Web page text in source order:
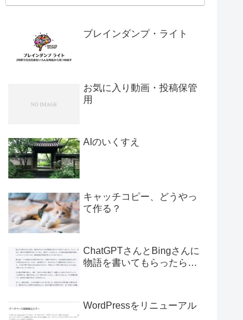
ブレインダンプ・ライト
お気に入り動画・投稿保管
用
AIのいくすえ
キャッチコピー、どうやっ
て作る？
ChatGPTさんとBingさんに
物語を書いてもらったら…
WordPressをリニューアル